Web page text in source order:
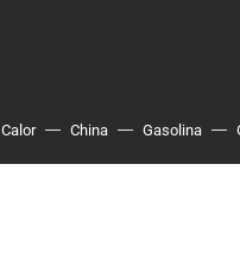
Calor China Gasolina